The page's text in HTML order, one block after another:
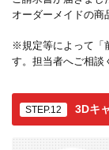
オーダーメイドの商
※規定等によって「
す。担当者へご相談
STEP.12 3Dキ